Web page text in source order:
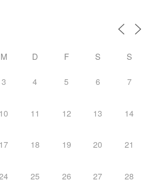
M D F S S
3 4 5 6 7
10 11 12 13 14
17 18 19 20 21
25 26 27 28